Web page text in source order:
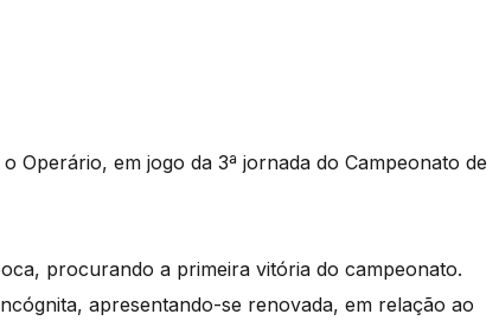
Operário, em jogo da 3ª jornada do Campeonato de
procurando a primeira vitória do campeonato.
apresentando-se renovada, em relação ao